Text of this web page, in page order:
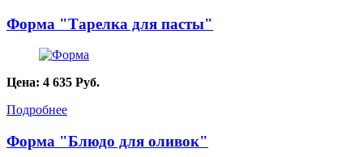
Форма "Тарелка для пасты"
Цена: 4 635 Руб.
Подробнее
Форма "Блюдо для оливок"